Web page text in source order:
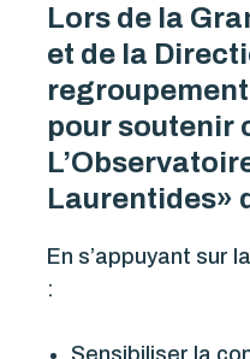
Lors de la
et de la
pour soutenir
Laurentides»
En s’appuyant sur
:
Sensibiliser la